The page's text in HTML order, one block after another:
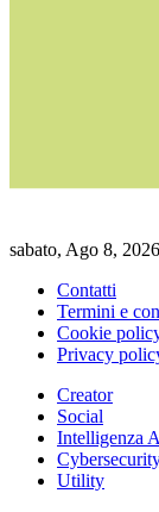
sabato, Ago 8, 2026
Contatti
Termini e
Cookie
Privacy
Creator
Social
Intelligenza
Utility